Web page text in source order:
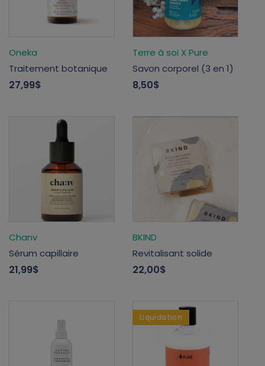
Oneka
Traitement botanique
27,99$
Terre à soi X Pure
Savon corporel (3 en 1)
8,50$
Chanv
Sérum capillaire
21,99$
BKIND
Revitalisant solide
22,00$
Liquidation